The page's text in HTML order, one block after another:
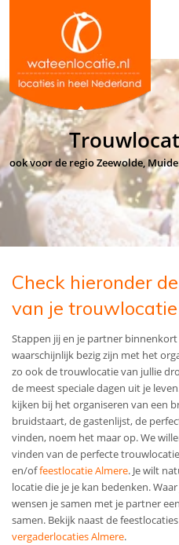
ook voor de regio Zeewolde,
Check hieronder
van je
Stappen jij en je partner
waarschijnlijk bezig zijn met het
zo ook de trouwlocatie van jullie
de meest speciale dagen uit je
kijken bij het organiseren van een
bruidstaart, de gastenlijst, de
vinden, noem het maar op. We
vinden van de perfecte
en/offeestlocatie Almere. Je wilt
locatie die je je kan bedenken.
wensen je samen met je partner
samen. Bekijk naast de
vergaderlocaties Almere.